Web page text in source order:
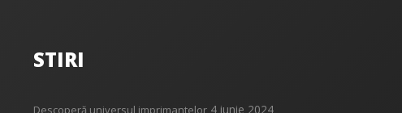
STIRI
Descoperă universul imprimantelor 4 iunie 2024